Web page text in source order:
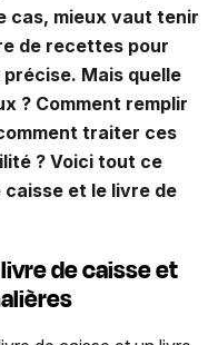
cas, mieux vaut tenir
de recettes pour
Mais quelle
? Comment remplir
traiter ces
? Voici tout ce
et le livre de
de caisse et